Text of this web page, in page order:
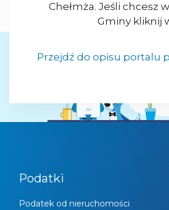
Chełmża. Jeśli chcesz
Gminy kliknij
Przejdź do opisu portalu
Podatki
Podatek od nieruchomości